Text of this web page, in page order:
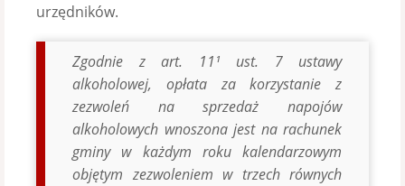
urzędników.
Zgodnie z art. 11¹ ust. 7 ustawy
alkoholowej, opłata za korzystanie z
zezwoleń na sprzedaż napojów
alkoholowych wnoszona jest na rachunek
gminy w każdym roku kalendarzowym
objętym zezwoleniem w trzech równych